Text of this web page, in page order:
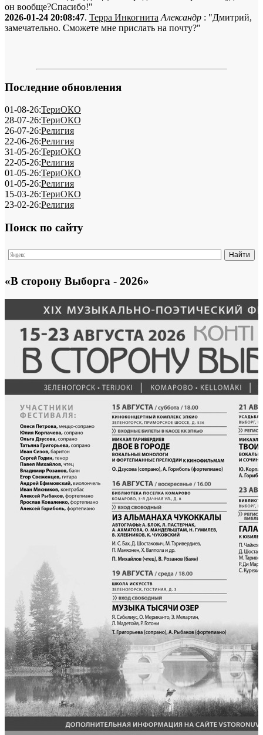
он вообще?Спасибо!"
2026-01-24 20:08:47. Терра Инкогнита Александр : "Дмитрий,
замечательно. Сможете мне прислать на почту?"
Последние обновления
01-08-26:ТериОКО
28-07-26:ТериОКО
26-07-26:Религия
22-06-26:Религия
31-05-26:ТериОКО
22-05-26:Религия
01-05-26:ТериОКО
01-05-26:Религия
15-03-26:ТериОКО
23-02-26:Религия
Поиск по сайту
«В сторону Выборга - 2026»